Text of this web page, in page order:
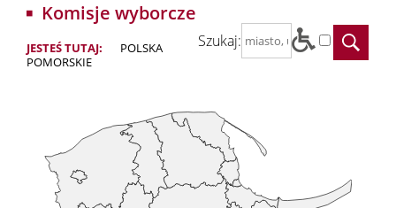
Komisje wyborcze
JESTEŚ TUTAJ:
POLSKA
POMORSKIE
Szukaj: